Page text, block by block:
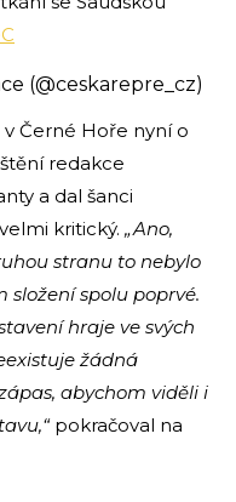
(@ceskarepre_cz)
Černé Hoře nyní o
redakce
a dal šanci
kritický. „Ano,
stranu to nebylo
spolu poprvé.
hraje ve svých
žádná
abychom viděli i
pokračoval na